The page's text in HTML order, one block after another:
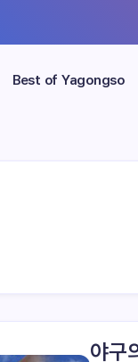
Best of Yagongso
야구